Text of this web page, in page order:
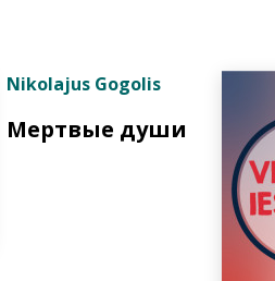
Nikolajus Gogolis
Мертвые души